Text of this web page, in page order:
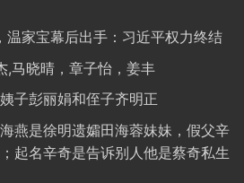
温家宝幕后出手：习近平权力终结
,马晓晴，章子怡，姜丰
子彭丽娟和侄子齐明正
燕是徐明遗孀田海蓉妹妹，假父辛
起名辛奇是告诉别人他是蔡奇私生